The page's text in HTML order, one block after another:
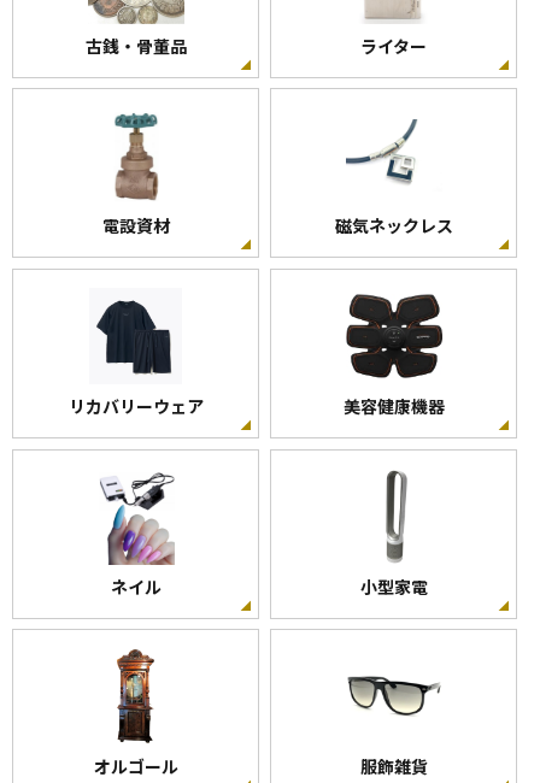
古銭・骨董品 ライター
電設資材 磁気ネックレス
リカバリーウェア 美容健康機器
ネイル 小型家電
オルゴール 服飾雑貨